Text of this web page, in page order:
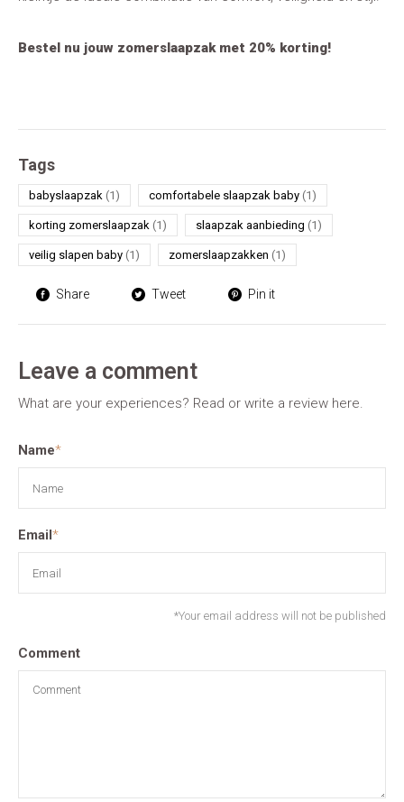
Bestel nu jouw zomerslaapzak met 20% korting!
Tags
babyslaapzak (1) comfortabele slaapzak baby (1)
korting zomerslaapzak (1) slaapzak aanbieding (1)
veilig slapen baby (1) zomerslaapzakken (1)
Share Tweet Pin it
Leave a comment
What are your experiences? Read or write a review here.
Name*
Email*
*Your email address will not be published
Comment